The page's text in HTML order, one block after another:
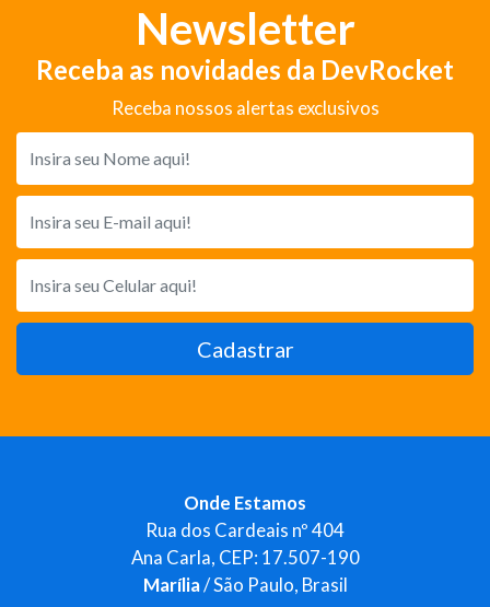
Newsletter
Receba as novidades da DevRocket
Receba nossos alertas exclusivos
Cadastrar
Onde Estamos
Rua dos Cardeais nº 404
Ana Carla, CEP: 17.507-190
Marília/ São Paulo, Brasil